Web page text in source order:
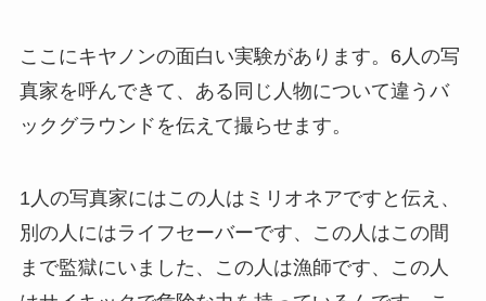
ここにキヤノンの面白い実験があります。6人の写
真家を呼んできて、ある同じ人物について違うバ
ックグラウンドを伝えて撮らせます。
1人の写真家にはこの人はミリオネアですと伝え、
別の人にはライフセーバーです、この人はこの間
まで監獄にいました、この人は漁師です、この人